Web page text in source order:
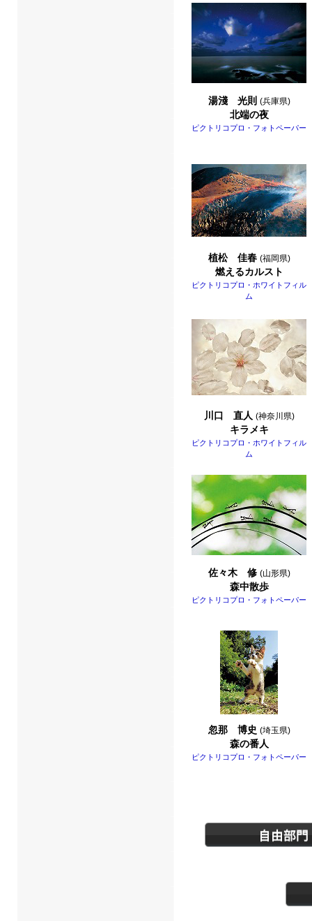
湯淺 光則 (兵庫県)
北端の夜
ピクトリコプロ・フォトペーパー
植松 佳春 (福岡県)
燃えるカルスト
ピクトリコプロ・ホワイトフィル
ム
川口 直人 (神奈川県)
キラメキ
ピクトリコプロ・ホワイトフィル
ム
佐々木 修 (山形県)
森中散歩
ピクトリコプロ・フォトペーパー
忽那 博史 (埼玉県)
森の番人
ピクトリコプロ・フォトペーパー